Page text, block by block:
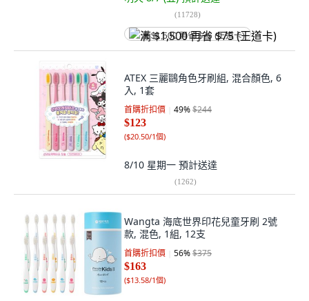
(11728)
满 $1,500 再省 $75 (王道卡)
ATEX 三麗鷗角色牙刷組, 混合顏色, 6
入, 1套
首購折扣價 49%$244
$123
($20.50/1個)
8/10 星期一 預計送達
(1262)
Wangta 海底世界印花兒童牙刷 2號
款, 混色, 1組, 12支
首購折扣價 56%$375
$163
($13.58/1個)